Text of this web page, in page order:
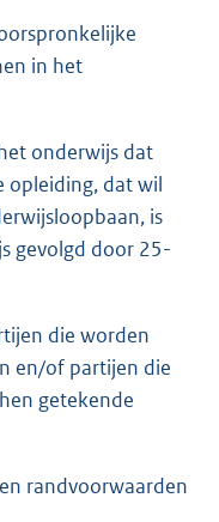
in het
onderwijs dat
opleiding, dat wil
is
gevolgd door 25-
die worden
en/of partijen die
getekende
randvoorwaarden